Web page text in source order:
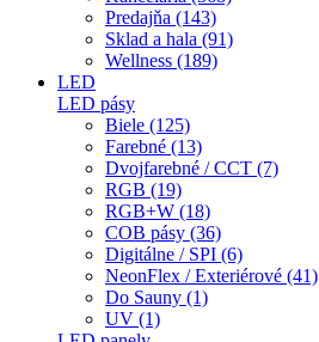
Predajňa (143)
Sklad a hala (91)
Wellness (189)
LED
LED pásy
Biele (125)
Farebné (13)
Dvojfarebné / CCT (7)
RGB (19)
RGB+W (18)
COB pásy (36)
Digitálne / SPI (6)
NeonFlex / Exteriérové (41)
Do Sauny (1)
UV (1)